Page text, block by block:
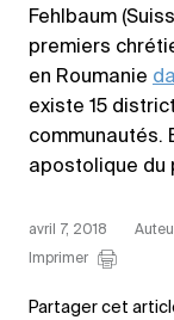
Fehlbaum
premiers
en Roumanie
existe 15
communautés.
apostolique du
avril 7, 2018
Imprimer
Partager cet